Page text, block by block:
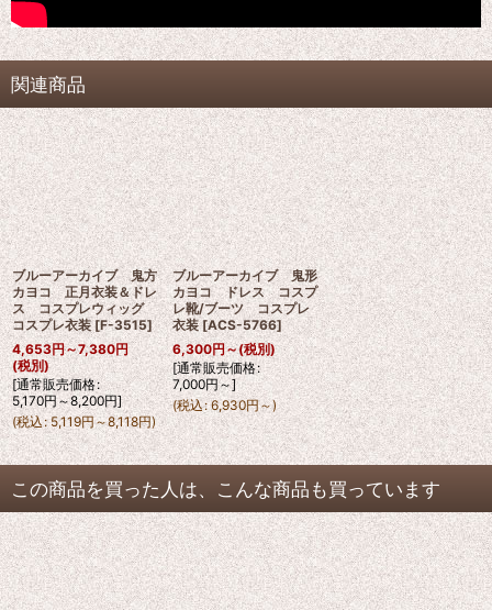
関連商品
ブルーアーカイブ 鬼方
カヨコ 正月衣装＆ドレ
ス コスプレウィッグ
コスプレ衣装 [F-3515]
4,653円～7,380円
(税別)
[通常販売価格:
5,170円～8,200円]
(税込: 5,119円～8,118円)
ブルーアーカイブ 鬼形
カヨコ ドレス コスプ
レ靴/ブーツ コスプレ
衣装 [ACS-5766]
6,300円～(税別)
[通常販売価格:
7,000円～]
(税込: 6,930円～)
この商品を買った人は、こんな商品も買っています